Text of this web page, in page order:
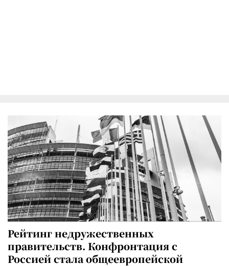
Рейтинг недружественных
правительств. Конфронтация с
Россией стала общеевропейской